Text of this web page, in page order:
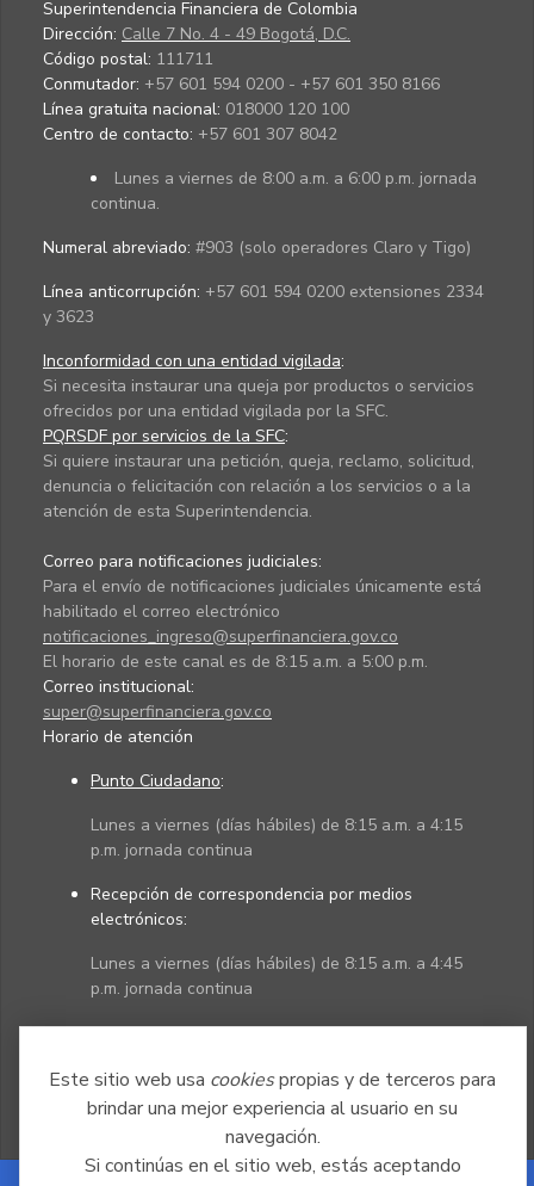
Este sitio web usa cookiespropias y de terceros para
brindar una mejor experiencia al usuario en su
navegación.
Si continúas en el sitio web, estás aceptando
Superintendencia Financiera de Colombia
Dirección: Calle 7 No. 4 - 49 Bogotá, D.C.
Código postal: 111711
Conmutador: +57 601 594 0200 - +57 601 350 8166
Línea gratuita nacional: 018000 120 100
Centro de contacto: +57 601 307 8042
Lunes a viernes de 8:00 a.m. a 6:00 p.m. jornada
continua.
Numeral abreviado: #903 (solo operadores Claro y Tigo)
Línea anticorrupción: +57 601 594 0200 extensiones 2334
y 3623
Inconformidad con una entidad vigilada:
Si necesita instaurar una queja por productos o servicios
ofrecidos por una entidad vigilada por la SFC.
PQRSDF por servicios de la SFC:
Si quiere instaurar una petición, queja, reclamo, solicitud,
denuncia o felicitación con relación a los servicios o a la
atención de esta Superintendencia.
Correo para notificaciones judiciales:
Para el envío de notificaciones judiciales únicamente está
habilitado el correo electrónico
notificaciones_ingreso@superfinanciera.gov.co
El horario de este canal es de 8:15 a.m. a 5:00 p.m.
Correo institucional:
super@superfinanciera.gov.co
Horario de atención
Punto Ciudadano:
Lunes a viernes (días hábiles) de 8:15 a.m. a 4:15
p.m. jornada continua
Recepción de correspondencia por medios
electrónicos:
Lunes a viernes (días hábiles) de 8:15 a.m. a 4:45
p.m. jornada continua